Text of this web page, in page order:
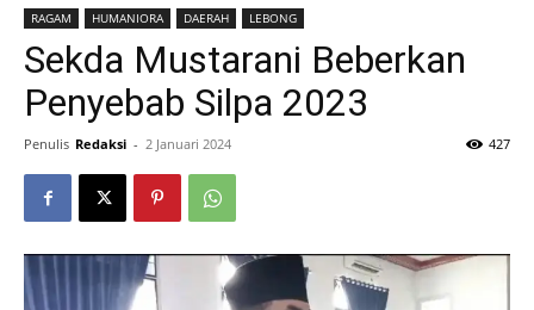
RAGAM HUMANIORA DAERAH LEBONG
Sekda Mustarani Beberkan
Penyebab Silpa 2023
Penulis Redaksi - 2 Januari 2024 427